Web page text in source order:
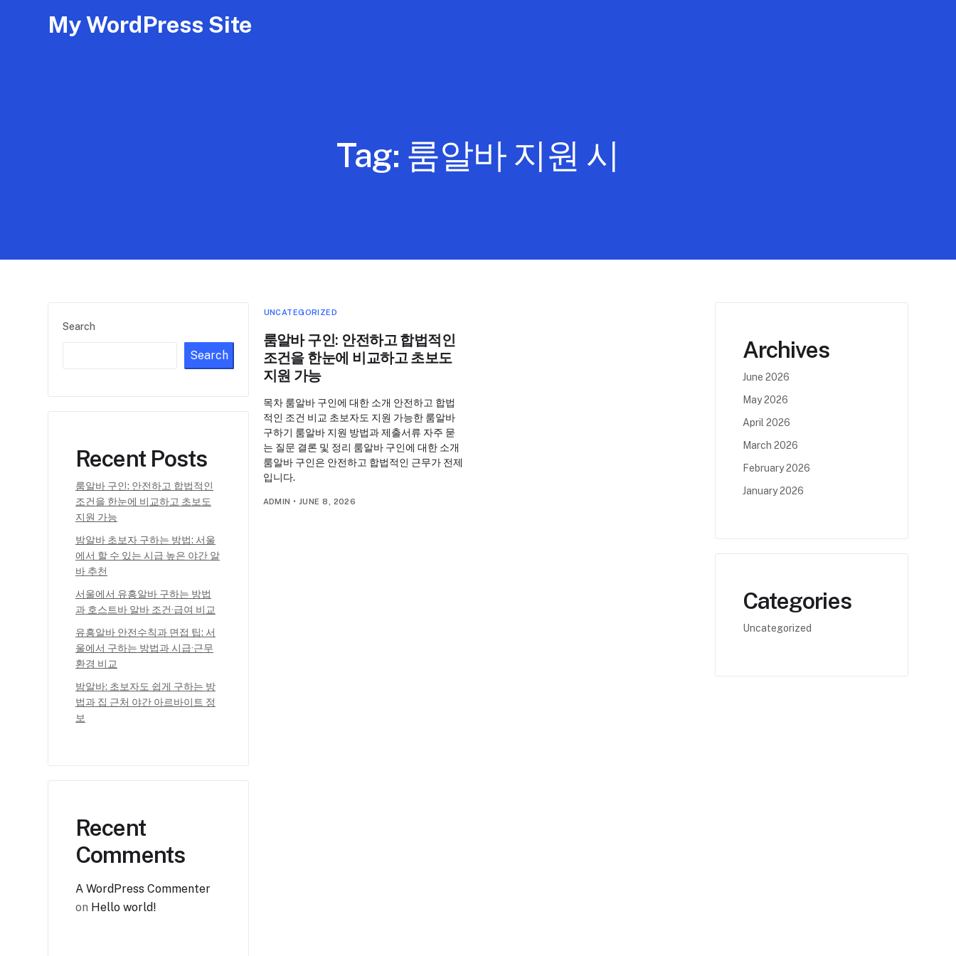
My WordPress Site
Tag: 룸알바 지원 시
Search
Search
Recent Posts
룸알바 구인: 안전하고 합법적인
조건을 한눈에 비교하고 초보도
지원 가능
밤알바 초보자 구하는 방법: 서울
에서 할 수 있는 시급 높은 야간 알
바 추천
서울에서 유흥알바 구하는 방법
과 호스트바 알바 조건·급여 비교
유흥알바 안전수칙과 면접 팁: 서
울에서 구하는 방법과 시급·근무
환경 비교
밤알바: 초보자도 쉽게 구하는 방
법과 집 근처 야간 아르바이트 정
보
Recent
Comments
A WordPress Commenter
on Hello world!
UNCATEGORIZED
룸알바 구인: 안전하고 합법적인
조건을 한눈에 비교하고 초보도
지원 가능
목차 룸알바 구인에 대한 소개 안전하고 합법
적인 조건 비교 초보자도 지원 가능한 룸알바
구하기 룸알바 지원 방법과 제출서류 자주 묻
는 질문 결론 및 정리 룸알바 구인에 대한 소개
룸알바 구인은 안전하고 합법적인 근무가 전제
입니다.
ADMIN • JUNE 8, 2026
Archives
June 2026
May 2026
April 2026
March 2026
February 2026
January 2026
Categories
Uncategorized